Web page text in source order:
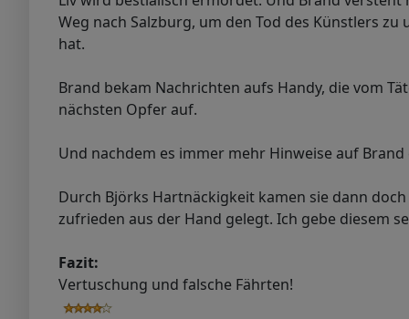
Weg nach Salzburg, um den Tod des Künstlers
hat.
Brand bekam Nachrichten aufs Handy, die vom
nächsten Opfer auf.
Und nachdem es immer mehr Hinweise auf
Durch Björks Hartnäckigkeit kamen sie dann
zufrieden aus der Hand gelegt. Ich gebe diesem
Fazit:
Vertuschung und falsche Fährten!